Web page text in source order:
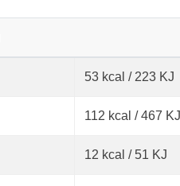
53 kcal / 223 KJ
112 kcal / 467 KJ
12 kcal / 51 KJ